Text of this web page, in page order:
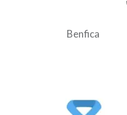
Benfica